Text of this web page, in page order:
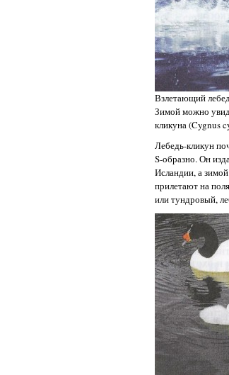
Взлетающий
Зимой можно
кликуна (Cygnus
Лебедь-кликун
S-образно. Он
Исландии, а
прилетают на
или тундровый,